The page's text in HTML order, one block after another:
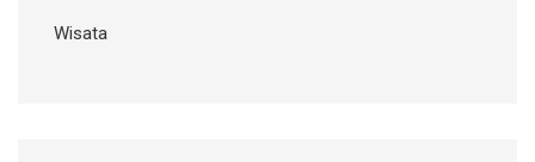
Wisata